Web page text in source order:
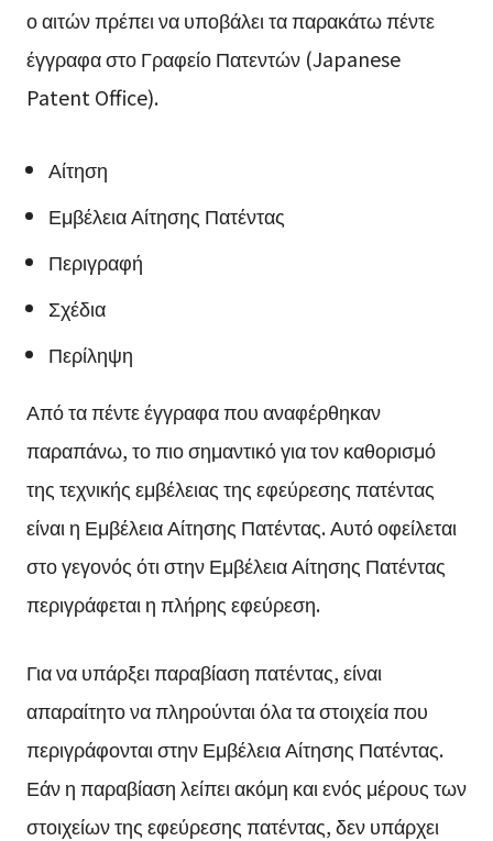
ο αιτών πρέπει να υποβάλει τα παρακάτω πέντε
έγγραφα στο Γραφείο Πατεντών (Japanese
Patent Office).
Αίτηση
Εμβέλεια Αίτησης Πατέντας
Περιγραφή
Σχέδια
Περίληψη
Από τα πέντε έγγραφα που αναφέρθηκαν
παραπάνω, το πιο σημαντικό για τον καθορισμό
της τεχνικής εμβέλειας της εφεύρεσης πατέντας
είναι η Εμβέλεια Αίτησης Πατέντας. Αυτό οφείλεται
στο γεγονός ότι στην Εμβέλεια Αίτησης Πατέντας
περιγράφεται η πλήρης εφεύρεση.
Για να υπάρξει παραβίαση πατέντας, είναι
απαραίτητο να πληρούνται όλα τα στοιχεία που
περιγράφονται στην Εμβέλεια Αίτησης Πατέντας.
Εάν η παραβίαση λείπει ακόμη και ενός μέρους των
στοιχείων της εφεύρεσης πατέντας, δεν υπάρχει